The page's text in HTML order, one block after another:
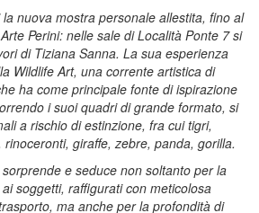
la nuova mostra personale allestita, fino al
Perini: nelle sale di Località Ponte 7 si
di Tiziana Sanna. La sua esperienza
Wildlife Art, una corrente artistica di
ha come principale fonte di ispirazione
i suoi quadri di grande formato, si
a rischio di estinzione, fra cui tigri,
giraffe, zebre, panda, gorilla.
sorprende e seduce non soltanto per la
soggetti, raffigurati con meticolosa
ma anche per la profondità di